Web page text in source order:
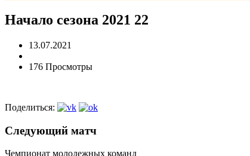
Начало сезона 2021 22
13.07.2021
176 Просмотры
Поделиться:
Следующий матч
Чемпионат молодежных команд